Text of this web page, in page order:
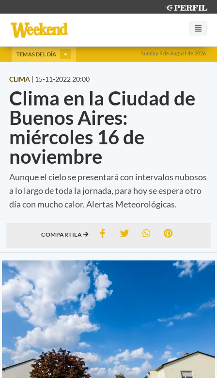
Sunday 9 de August de 2026
TEMAS DEL DÍA
CLIMA | 15-11-2022 20:00
Clima en la Ciudad de
Buenos Aires:
miércoles 16 de
noviembre
Aunque el cielo se presentará con intervalos nubosos
a lo largo de toda la jornada, para hoy se espera otro
día con mucho calor. Alertas Meteorológicas.
COMPARTILA